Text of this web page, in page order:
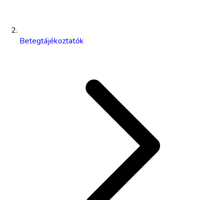
Betegtájékoztatók